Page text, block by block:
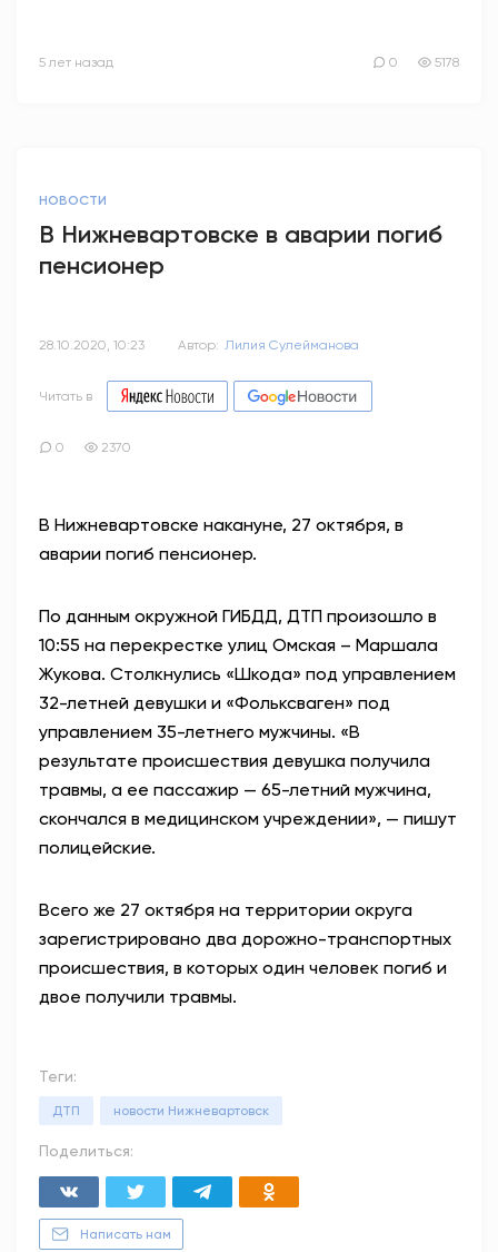
5 лет назад 0 5178
НОВОСТИ
В Нижневартовске в аварии погиб
пенсионер
28.10.2020, 10:23 Автор: Лилия Сулейманова
Читать в
0 2370
В Нижневартовске накануне, 27 октября, в
аварии погиб пенсионер.
По данным окружной ГИБДД, ДТП произошло в
10:55 на перекрестке улиц Омская – Маршала
Жукова. Столкнулись «Шкода» под управлением
32-летней девушки и «Фольксваген» под
управлением 35-летнего мужчины. «В
результате происшествия девушка получила
травмы, а ее пассажир — 65-летний мужчина,
скончался в медицинском учреждении», — пишут
полицейские.
Всего же 27 октября на территории округа
зарегистрировано два дорожно-транспортных
происшествия, в которых один человек погиб и
двое получили травмы.
Теги:
ДТП новости Нижневартовск
Поделиться:
Написать нам